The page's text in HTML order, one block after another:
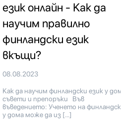
език онлайн - Как да
научим правилно
финландски език
вкъщи?
08.08.2023
Как да научим финландски език у
съвети и препоръки Във
въведението: Ученето на
у дома може да из […]